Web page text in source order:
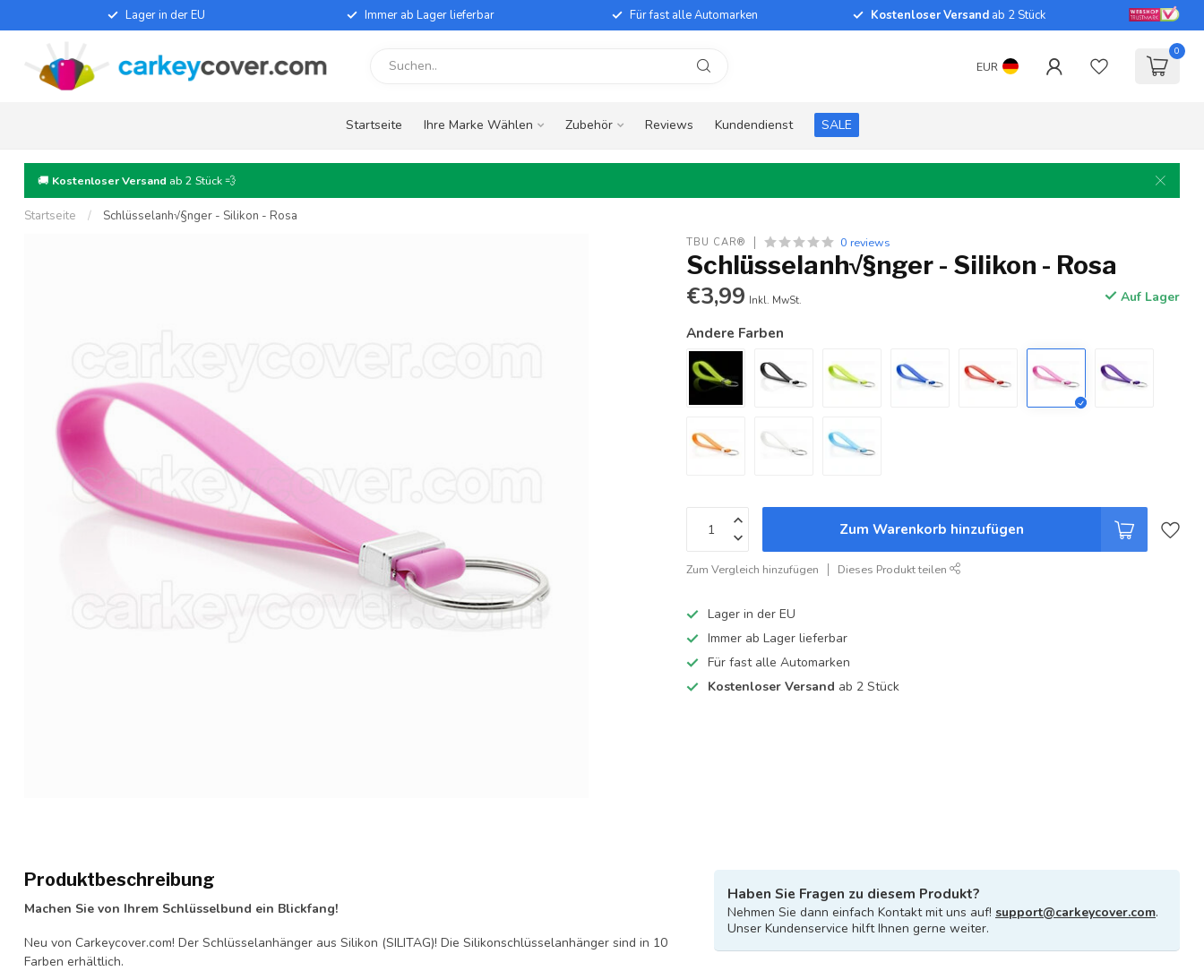
Lager in der EU Immer ab Lager lieferbar Für fast alle Automarken Kostenloser Versand ab 2 Stück
EUR
0
Startseite Ihre Marke Wählen Zubehör Reviews Kundendienst SALE
🚚 Kostenloser Versand ab 2 Stück 💨
Startseite / Schlüsselanh√§nger - Silikon - Rosa
TBU CAR® 0 reviews
Schlüsselanh√§nger - Silikon - Rosa
€3,99 Inkl. MwSt. Auf Lager
Andere Farben
Zum Warenkorb hinzufügen
Zum Vergleich hinzufügen Dieses Produkt teilen
Lager in der EU
Immer ab Lager lieferbar
Für fast alle Automarken
Kostenloser Versand ab 2 Stück
Produktbeschreibung
Machen Sie von Ihrem Schlüsselbund ein Blickfang!
Neu von Carkeycover.com! Der Schlüsselanhänger aus Silikon (SILITAG)! Die Silikonschlüsselanhänger sind in 10
Farben erhältlich.
Haben Sie Fragen zu diesem Produkt?
Nehmen Sie dann einfach Kontakt mit uns auf! support@carkeycover.com.
Unser Kundenservice hilft Ihnen gerne weiter.